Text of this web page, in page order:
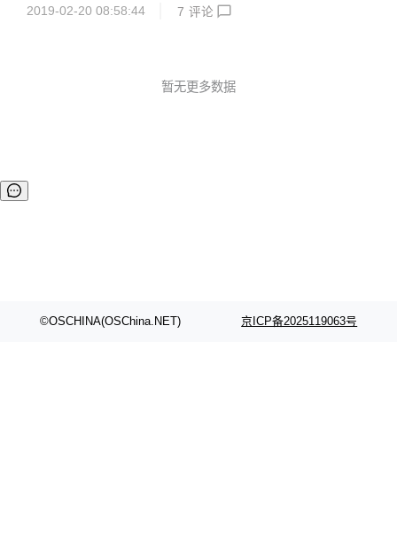
应运而生。 AWTK 全称为 Toolkit AnyWhere，是 ZLG 倾心
要特色： 开源免费，使用无拘束； 支持纯 C 语言编程，使用
2019-02-20 08:58:44 7 评论
暂无更多数据
©OSCHINA(OSChina.NET) 京ICP备2025119063号